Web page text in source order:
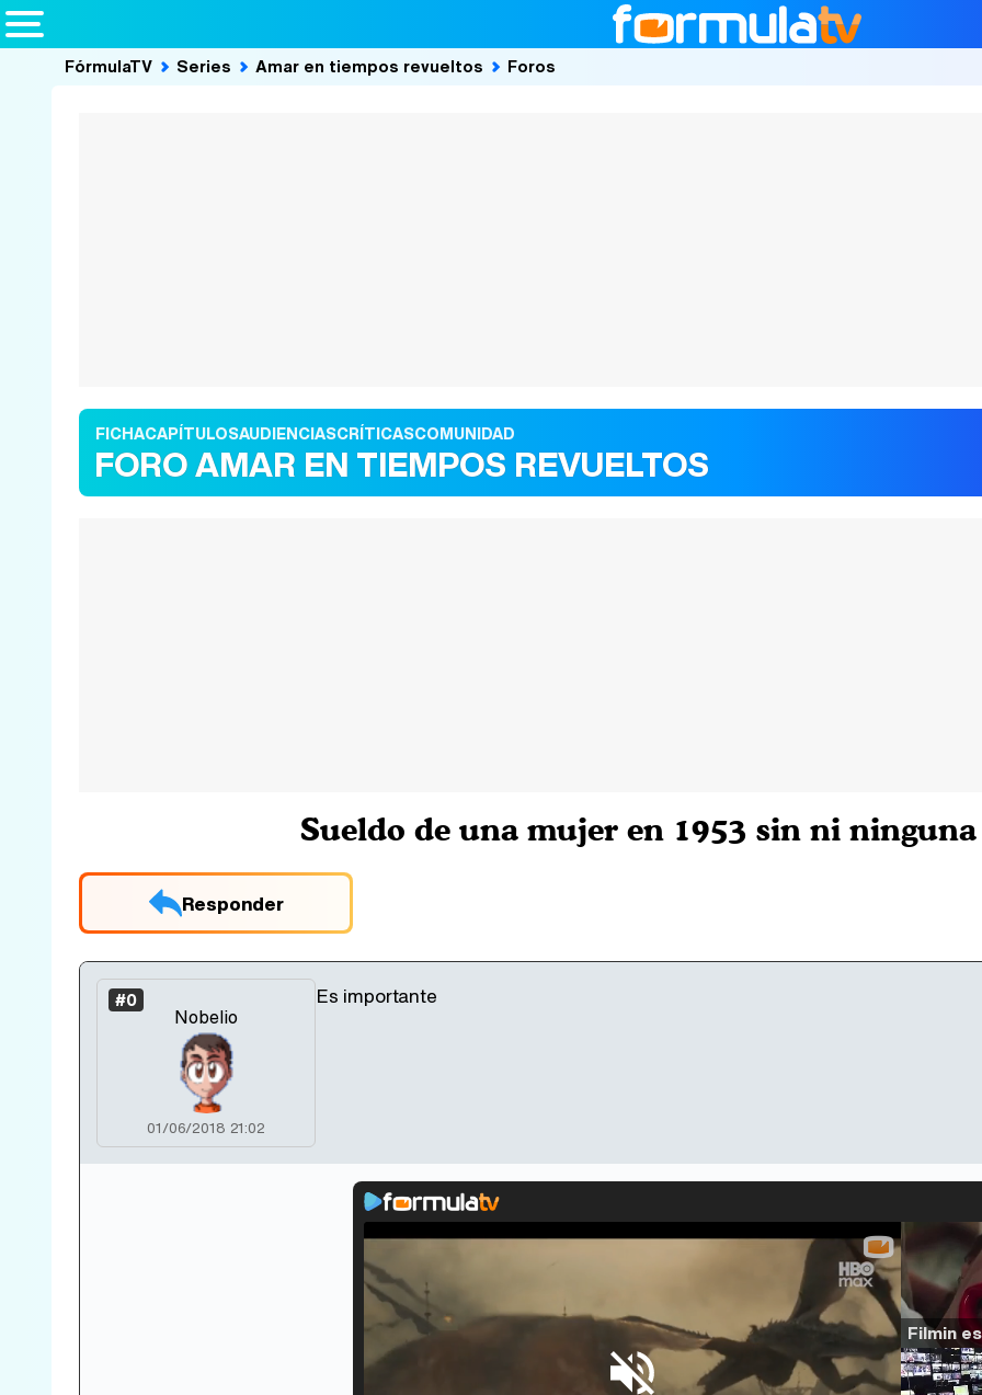
FórmulaTV Series Amar en tiempos revueltos Foros
FICHACAPÍTULOSAUDIENCIASCRÍTICASCOMUNIDAD
FORO AMAR EN TIEMPOS REVUELTOS
Sueldo de una mujer en 1953 sin ni
Responder
#0
Nobelio
01/06/2018 21:02
Es importante